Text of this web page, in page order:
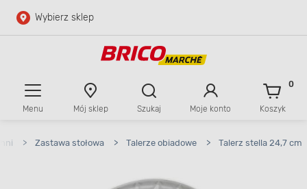
Przejdź do głównej zawartości
Wybierz sklep
Menu Mój sklep Szukaj Moje konto Koszyk
0
> Zastawa stołowa > Talerze obiadowe > Talerz stella 24,7 cm